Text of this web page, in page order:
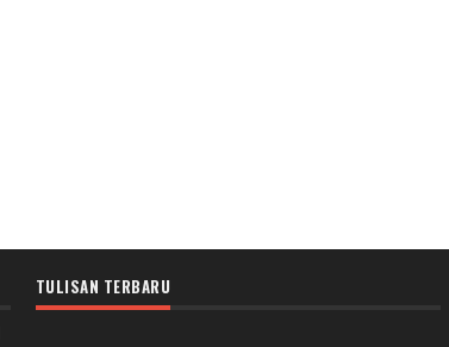
TULISAN TERBARU